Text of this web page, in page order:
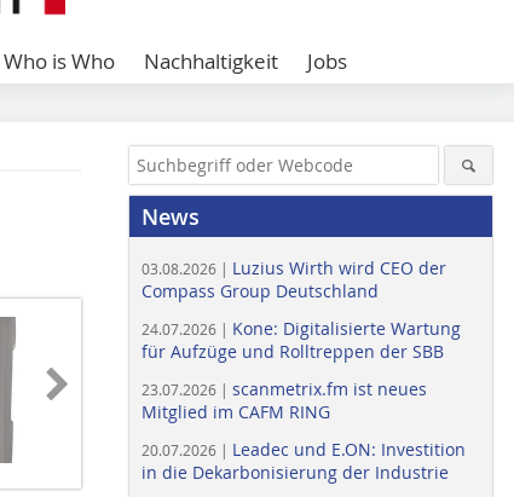
Who is Who Nachhaltigkeit Jobs
News
03.08.2026 | Luzius Wirth wird CEO der
Compass Group Deutschland
24.07.2026 | Kone: Digitalisierte Wartung
für Aufzüge und Rolltreppen der SBB
23.07.2026 | scanmetrix.fm ist neues
Mitglied im CAFM RING
20.07.2026 | Leadec und E.ON: Investition
in die Dekarbonisierung der Industrie